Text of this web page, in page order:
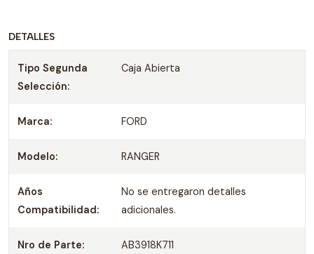
DETALLES
Tipo Segunda
Selección:
Caja Abierta
Marca: FORD
Modelo: RANGER
Años
Compatibilidad:
No se entregaron detalles
adicionales.
Nro de Parte: AB3918K711